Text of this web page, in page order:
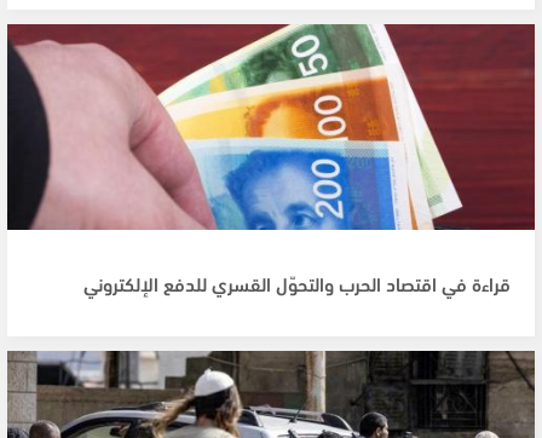
قراءة في اقتصاد الحرب والتحوّل القسري للدفع الإلكتروني